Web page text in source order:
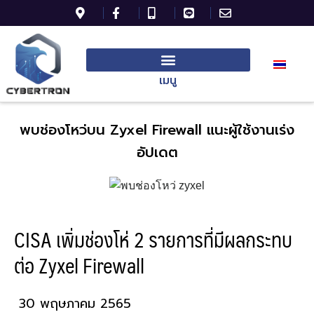
เมนู
พบช่องโหว่บน Zyxel Firewall แนะผู้ใช้งานเร่ง
อัปเดต
CISA เพิ่มช่องโห่ 2 รายการที่มีผลกระทบ
ต่อ Zyxel Firewall
30 พฤษภาคม 2565